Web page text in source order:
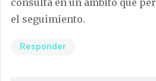
el seguimiento.
Responder